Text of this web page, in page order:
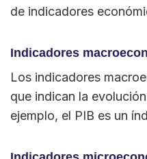
de indicadores
Indicadores
Los indicadores
que indican la
ejemplo, el PIB es un